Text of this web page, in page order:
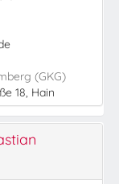
(GKG)
18, Hain